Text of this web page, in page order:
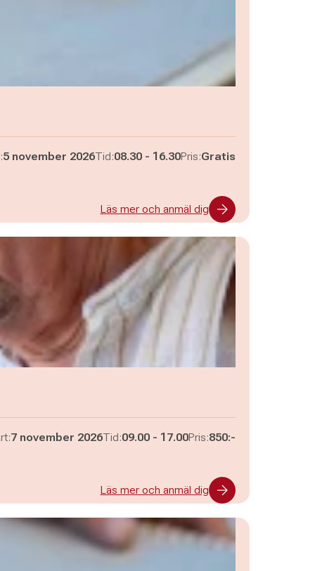
5 november 2026Tid:Pågår mellan
08.30 - och
16.30Pris:Gratis
Läs mer och anmäl dig
7 november 2026Tid:Pågår mellan
09.00 - och
17.00Pris:850:-
Läs mer och anmäl dig